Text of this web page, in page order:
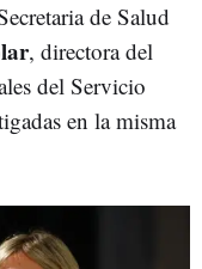
de Salud
, directora del
del Servicio
en la misma